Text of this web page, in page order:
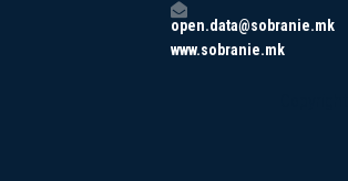
open.data@sobranie.mk
www.sobranie.mk